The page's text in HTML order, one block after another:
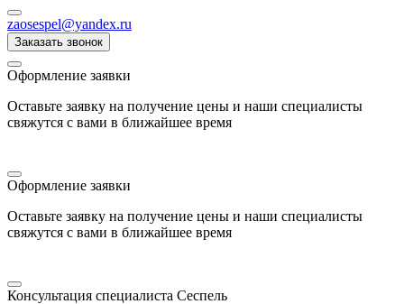
zaosespel@yandex.ru
Заказать звонок
Оформление заявки
Оставьте заявку на получение цены и наши специалисты
свяжутся с вами в ближайшее время
Оформление заявки
Оставьте заявку на получение цены и наши специалисты
свяжутся с вами в ближайшее время
Консультация специалиста Сеспель